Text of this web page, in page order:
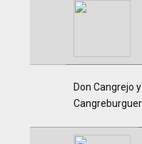
Don Cangrejo